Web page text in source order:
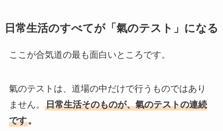
日常生活のすべてが「氣のテスト」になる
ここが合気道の最も面白いところです。
氣のテストは、道場の中だけで行うものではあり
ません。 日常生活そのものが、氣のテストの連続
です。